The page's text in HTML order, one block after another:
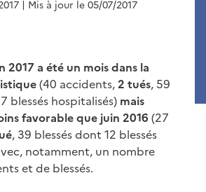
| Mis à jour le 05/07/2017
2017 a été un mois dans la
(40 accidents,2 tués, 59
blessés hospitalisés) mais
favorable que juin 2016 (27
, 39 blessés dont 12 blessés
notamment, un nombre
et de blessés.